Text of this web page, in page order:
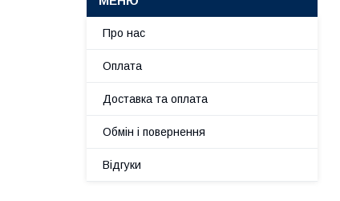
Про нас
Оплата
Доставка та оплата
Обмін і повернення
Відгуки